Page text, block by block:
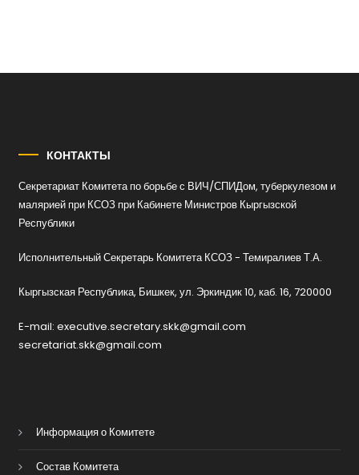
КОНТАКТЫ
Секретариат Комитета по борьбе с ВИЧ/СПИДом, туберкулезом и
малярией при КСОЗ при Кабинете Министров Кыргызской
Республики
Исполнительный Секретарь Комитета КСОЗ - Темиралиев Т.А.
Кыргызская Республика, Бишкек, ул. Эркиндик 10, каб. 16, 720000
E-mail: executive.secretary.skk@gmail.com
secretariat.skk@gmail.com
Информация о Комитете
Состав Комитета